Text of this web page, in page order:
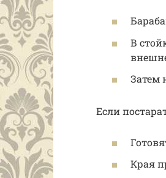
В
Затем
Если
Края